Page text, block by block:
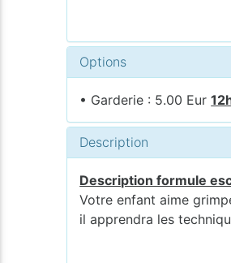
Options
• Garderie : 5.00 Eur
Description
Description formule
Votre enfant aime
il apprendra les